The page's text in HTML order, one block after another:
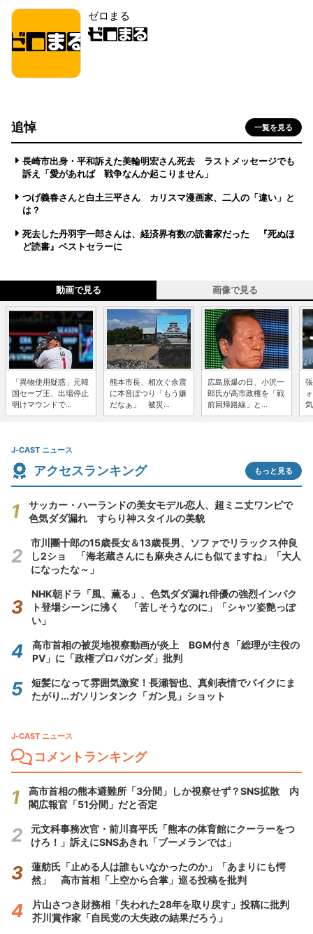
ゼロまる
追悼 一覧を見る
長崎市出身・平和訴えた美輪明宏さん死去 ラストメッセージでも
訴え「愛があれば 戦争なんか起こりません」
つげ義春さんと白土三平さん カリスマ漫画家、二人の「違い」と
は？
死去した丹羽宇一郎さんは、経済界有数の読書家だった 『死ぬほ
ど読書』ベストセラーに
動画で見る 画像で見る
「異物使用疑惑」元韓
国セーブ王、出場停止
明けマウンドで...
熊本市長、相次ぐ余震
に本音ぽつり「もう嫌
だなぁ」 被災...
広島原爆の日、小沢一
郎氏が高市政権を「戦
前回帰路線」と...
J-CAST ニュース
アクセスランキング もっと見る
サッカー・ハーランドの美女モデル恋人、超ミニ丈ワンピで
色気ダダ漏れ すらり神スタイルの美貌
市川團十郎の15歳長女＆13歳長男、ソファでリラックス仲良
し2ショ 「海老蔵さんにも麻央さんにも似てますね」「大人
になったな～」
NHK朝ドラ「風、薫る」、色気ダダ漏れ俳優の強烈インパク
ト登場シーンに沸く 「苦しそうなのに」「シャツ姿艶っぽ
い」
高市首相の被災地視察動画が炎上 BGM付き「総理が主役の
PV」に「政権プロパガンダ」批判
短髪になって雰囲気激変！長瀬智也、真剣表情でバイクにま
たがり...ガソリンタンク「ガン見」ショット
J-CAST ニュース
コメントランキング
高市首相の熊本避難所「3分間」しか視察せず？SNS拡散 内
閣広報官「51分間」だと否定
元文科事務次官・前川喜平氏「熊本の体育館にクーラーをつ
けろ！」訴えにSNSあきれ「ブーメランでは」
蓮舫氏「止める人は誰もいなかったのか」「あまりにも愕
然」 高市首相「上空から合掌」巡る投稿を批判
片山さつき財務相「失われた28年を取り戻す」投稿に批判
芥川賞作家「自民党の大失政の結果だろう」